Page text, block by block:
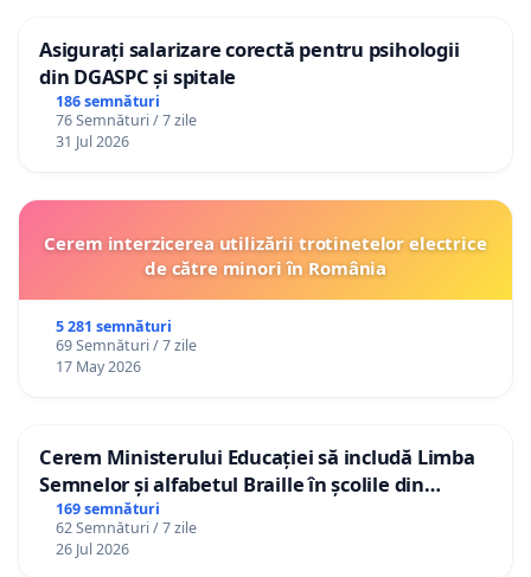
Asigurați salarizare corectă pentru psihologii
din DGASPC și spitale
186 semnături
76 Semnături / 7 zile
31 Jul 2026
Cerem interzicerea utilizării trotinetelor electrice
de către minori în România
5 281 semnături
69 Semnături / 7 zile
17 May 2026
Cerem Ministerului Educației să includă Limba
Semnelor și alfabetul Braille în școlile din
Republica Moldova!
169 semnături
62 Semnături / 7 zile
26 Jul 2026